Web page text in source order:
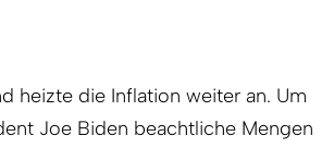
heizte die Inflation weiter an. Um
Joe Biden beachtliche Mengen